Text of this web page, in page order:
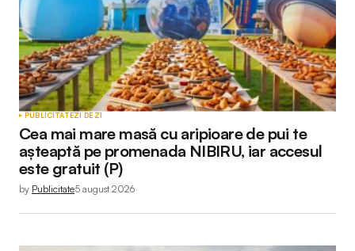
PUBLICITATEZI DE ZI
Cea mai mare masă cu aripioare de pui te
așteaptă pe promenada NIBIRU, iar accesul
este gratuit (P)
by Publicitate5 august 2026